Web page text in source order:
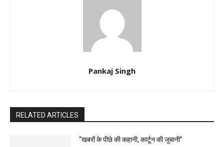
Pankaj Singh
RELATED ARTICLES
“खबरों के पीछे की कहानी, कार्टून की जुबानी”